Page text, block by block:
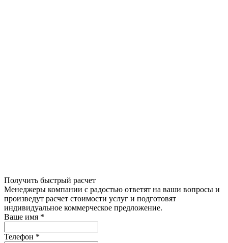
Получить быстрый расчет
Менеджеры компании с радостью ответят на ваши вопросы и
произведут расчет стоимости услуг и подготовят
индивидуальное коммерческое предложение.
Ваше имя *
Телефон *